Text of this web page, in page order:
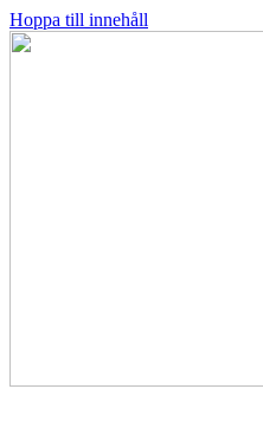
Hoppa till innehåll